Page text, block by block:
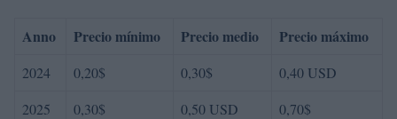
Anno Precio mínimo Precio medio Precio máximo
2024 0,20$ 0,30$
0,40 USD
2025
0,30$ 0,50 USD
0,70$